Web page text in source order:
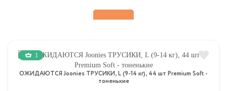
1
ОЖИДАЮТСЯ Joonies ТРУСИКИ, L (9-14 кг), 44 шт Premium Soft -
тоненькие